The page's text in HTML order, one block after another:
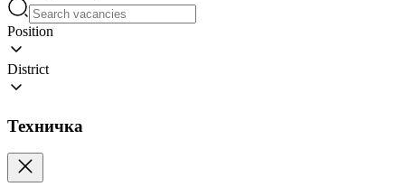
Position
District
Техничка